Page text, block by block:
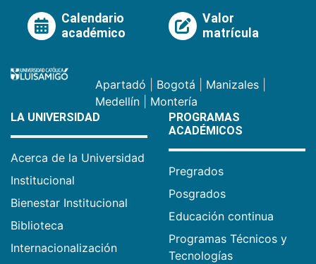
Calendario
académico
Valor
matrícula
Apartadó Bogotá Manizales
Medellín
Montería
LA UNIVERSIDAD
Acerca de la Universidad
Institucional
Bienestar Institucional
Biblioteca
Internacionalización
PROGRAMAS
ACADÉMICOS
Pregrados
Posgrados
Educación continua
Programas Técnicos y
Tecnologías